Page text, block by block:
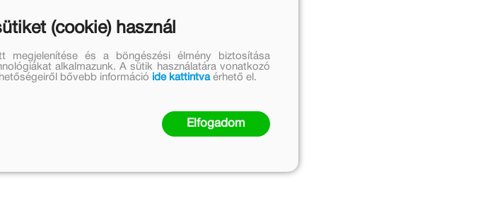
(cookie) használ
megjelenítése és a böngészési élmény biztosítása
alkalmazunk. A sütik használatára vonatkozó
bővebb információ ide kattintvaérhető el.
Elfogadom